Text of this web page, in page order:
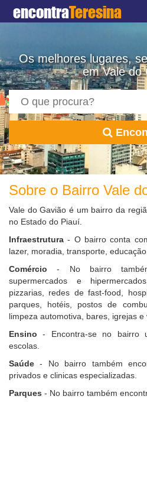
encontraTeresina
Os melhores lugares,
em Vale do
Sobre o Bairro Vale
Vale do Gavião é um bairro da
no Estado do Piauí.
Infraestrutura - O bairro conta
lazer, moradia, transporte, educação.
Comércio - No bairro
supermercados e
pizzarias, redes de fast-food,
parques, hotéis, postos de
limpeza automotiva, bares, igrejas e
Ensino - Encontra-se no bairro
escolas.
Saúde - No bairro também
privados e clinicas especializadas.
Parques - No bairro também